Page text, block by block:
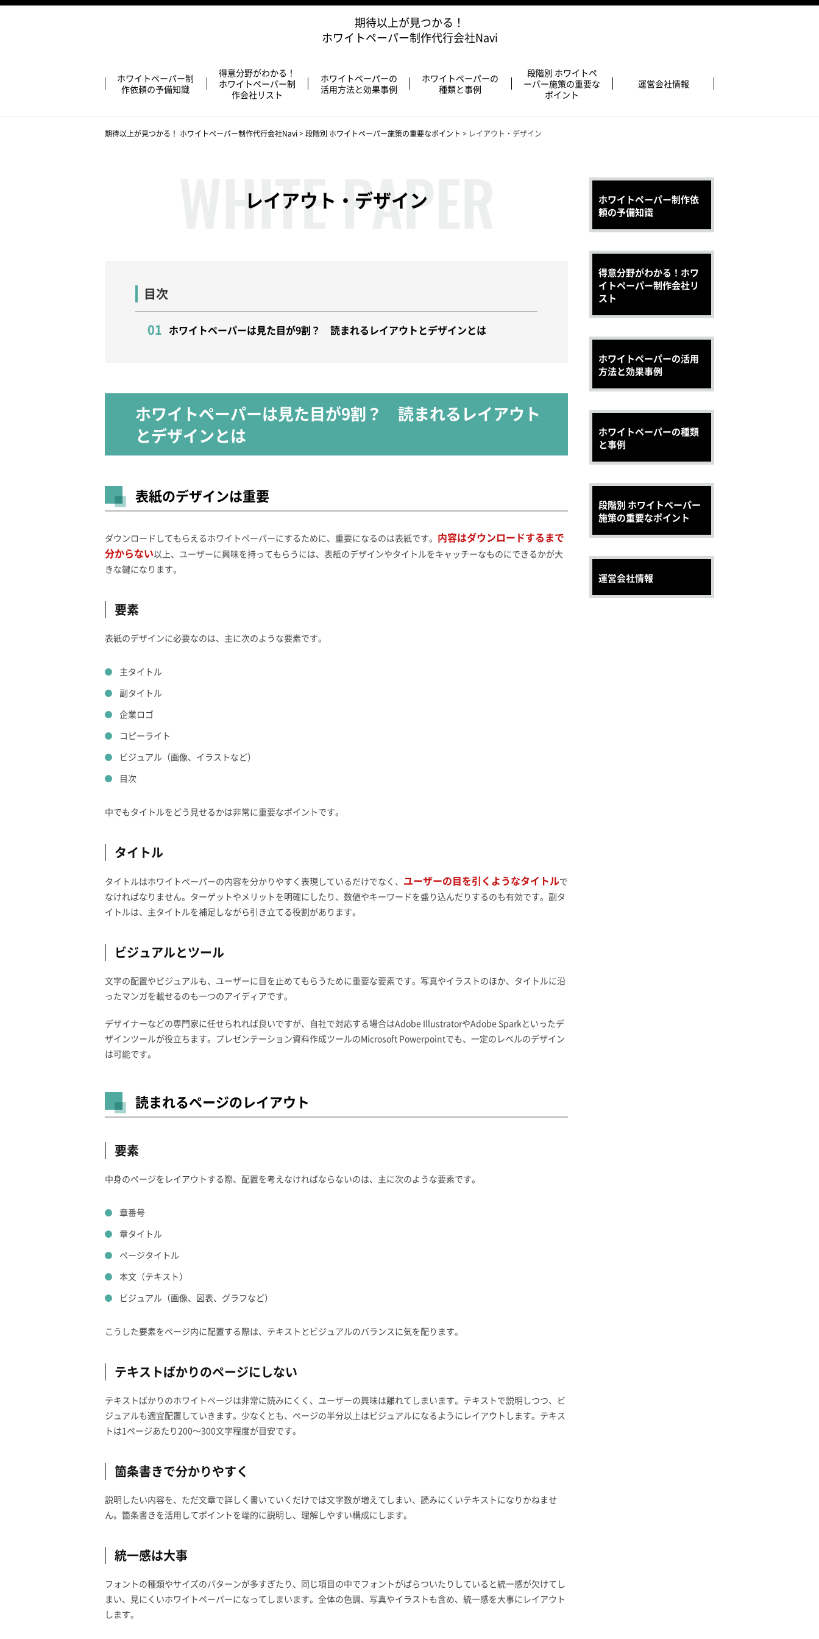
期待以上が見つかる！
ホワイトペーパー制作代行会社Navi
ホワイトペーパー制
作依頼の予備知識
得意分野がわかる！
ホワイトペーパー制
作会社リスト
ホワイトペーパーの
活用方法と効果事例
ホワイトペーパーの
種類と事例
段階別 ホワイトペ
ーパー施策の重要な
ポイント
運営会社情報
期待以上が見つかる！ ホワイトペーパー制作代行会社Navi> 段階別 ホワイトペーパー施策の重要なポイント > レイアウト・デザイン
レイアウト・デザイン
目次
ホワイトペーパーは見た目が9割？ 読まれるレイアウトとデザインとは
ホワイトペーパーは見た目が9割？ 読まれるレイアウト
とデザインとは
表紙のデザインは重要
ダウンロードしてもらえるホワイトペーパーにするために、重要になるのは表紙です。 内容はダウンロードするまで
分からない以上、ユーザーに興味を持ってもらうには、表紙のデザインやタイトルをキャッチーなものにできるかが大
きな鍵になります。
要素
表紙のデザインに必要なのは、主に次のような要素です。
主タイトル
副タイトル
企業ロゴ
コピーライト
ビジュアル（画像、イラストなど）
目次
中でもタイトルをどう見せるかは非常に重要なポイントです。
タイトル
タイトルはホワイトペーパーの内容を分かりやすく表現しているだけでなく、 ユーザーの目を引くようなタイトルで
なければなりません。ターゲットやメリットを明確にしたり、数値やキーワードを盛り込んだりするのも有効です。副タ
イトルは、主タイトルを補足しながら引き立てる役割があります。
ビジュアルとツール
文字の配置やビジュアルも、ユーザーに目を止めてもらうために重要な要素です。写真やイラストのほか、タイトルに沿
ったマンガを載せるのも一つのアイディアです。
デザイナーなどの専門家に任せられれば良いですが、自社で対応する場合はAdobe IllustratorやAdobe Sparkといったデ
ザインツールが役立ちます。プレゼンテーション資料作成ツールのMicrosoft Powerpointでも、一定のレベルのデザイン
は可能です。
読まれるページのレイアウト
要素
中身のページをレイアウトする際、配置を考えなければならないのは、主に次のような要素です。
章番号
章タイトル
ページタイトル
本文（テキスト）
ビジュアル（画像、図表、グラフなど）
こうした要素をページ内に配置する際は、テキストとビジュアルのバランスに気を配ります。
テキストばかりのページにしない
テキストばかりのホワイトページは非常に読みにくく、ユーザーの興味は離れてしまいます。テキストで説明しつつ、ビ
ジュアルも適宜配置していきます。少なくとも、ページの半分以上はビジュアルになるようにレイアウトします。テキス
トは1ページあたり200～300文字程度が目安です。
箇条書きで分かりやすく
説明したい内容を、ただ文章で詳しく書いていくだけでは文字数が増えてしまい、読みにくいテキストになりかねませ
ん。箇条書きを活用してポイントを端的に説明し、理解しやすい構成にします。
統一感は大事
フォントの種類やサイズのパターンが多すぎたり、同じ項目の中でフォントがばらついたりしていると統一感が欠けてし
まい、見にくいホワイトペーパーになってしまいます。全体の色調、写真やイラストも含め、統一感を大事にレイアウト
します。
ホワイトペーパー制作依
頼の予備知識
得意分野がわかる！ホワ
イトペーパー制作会社リ
スト
ホワイトペーパーの活用
方法と効果事例
ホワイトペーパーの種類
と事例
段階別 ホワイトペーパー
施策の重要なポイント
運営会社情報